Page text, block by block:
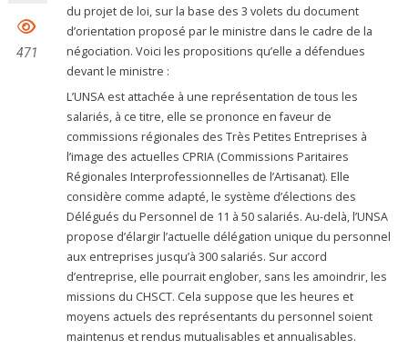
471
du projet de loi, sur la base des 3 volets du document
d’orientation proposé par le ministre dans le cadre de la
négociation. Voici les propositions qu’elle a défendues
devant le ministre :
L’UNSA est attachée à une représentation de tous les
salariés, à ce titre, elle se prononce en faveur de
commissions régionales des Très Petites Entreprises à
l’image des actuelles CPRIA (Commissions Paritaires
Régionales Interprofessionnelles de l’Artisanat). Elle
considère comme adapté, le système d’élections des
Délégués du Personnel de 11 à 50 salariés. Au-delà, l’UNSA
propose d’élargir l’actuelle délégation unique du personnel
aux entreprises jusqu’à 300 salariés. Sur accord
d’entreprise, elle pourrait englober, sans les amoindrir, les
missions du CHSCT. Cela suppose que les heures et
moyens actuels des représentants du personnel soient
maintenus et rendus mutualisables et annualisables.